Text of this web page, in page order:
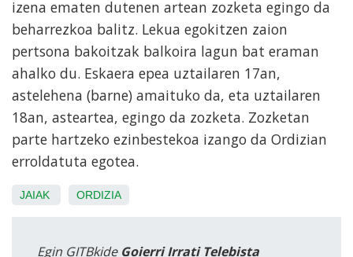
izena ematen dutenen artean zozketa egingo da
beharrezkoa balitz. Lekua egokitzen zaion
pertsona bakoitzak balkoira lagun bat eraman
ahalko du. Eskaera epea uztailaren 17an,
astelehena (barne) amaituko da, eta uztailaren
18an, asteartea, egingo da zozketa. Zozketan
parte hartzeko ezinbestekoa izango da Ordizian
erroldatuta egotea.
JAIAK ORDIZIA
Egin GITBkide Goierri Irrati Telebista